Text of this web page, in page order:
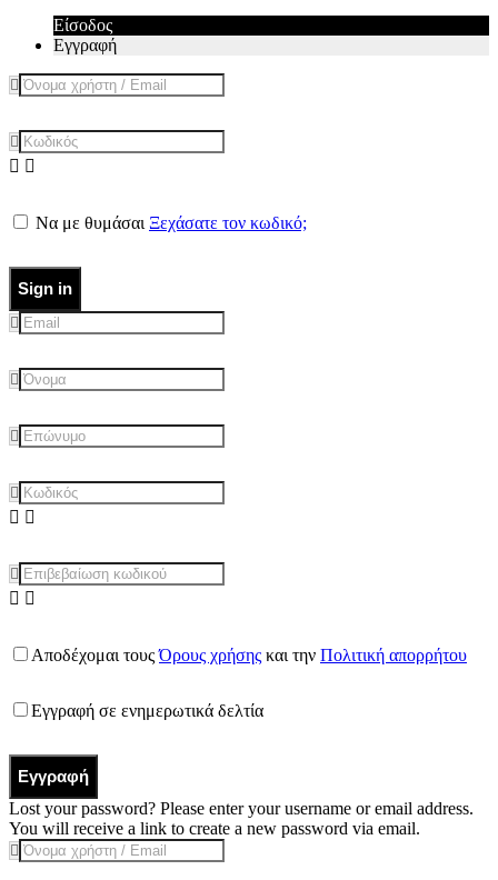
Είσοδος
Εγγραφή
Να με θυμάσαι Ξεχάσατε τον κωδικό;
Sign in
Αποδέχομαι τουςΌρους χρήσης και την Πολιτική απορρήτου
Εγγραφή σε ενημερωτικά δελτία
Εγγραφή
Lost your password? Please enter your username or email address.
You will receive a link to create a new password via email.